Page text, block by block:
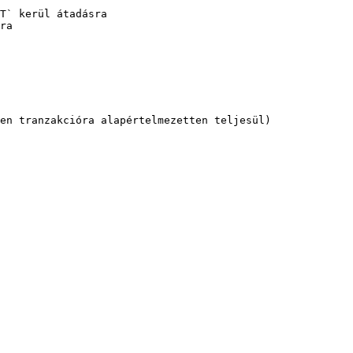
kerül átadásra
tranzakcióra alapértelmezetten teljesül)